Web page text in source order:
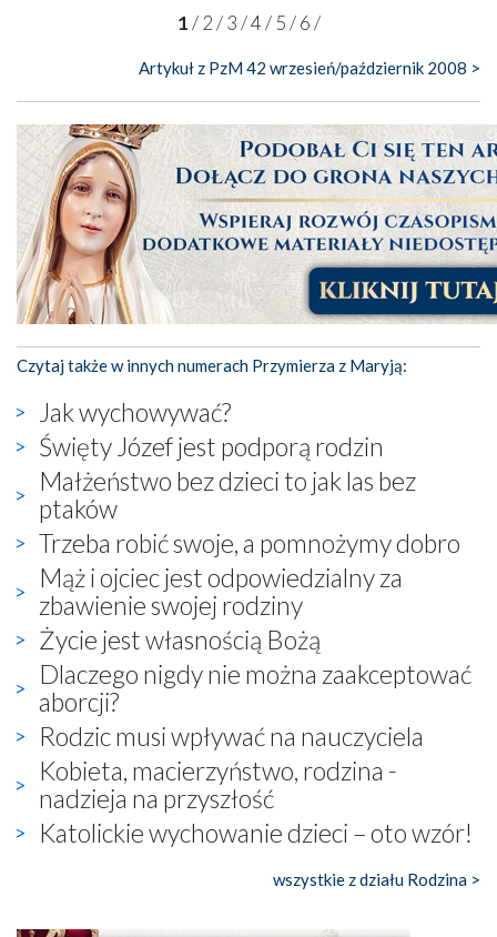
1/ 2/3/4/ 5/6/
Artykuł z PzM 42 wrzesień/październik 2008 >
Czytaj także w innych numerach Przymierza z Maryją:
Jak wychowywać?
Święty Józef jest podporą rodzin
Małżeństwo bez dzieci to jak las bez
ptaków
Trzeba robić swoje, a pomnożymy dobro
Mąż i ojciec jest odpowiedzialny za
zbawienie swojej rodziny
Życie jest własnością Bożą
Dlaczego nigdy nie można zaakceptować
aborcji?
Rodzic musi wpływać na nauczyciela
Kobieta, macierzyństwo, rodzina -
nadzieja na przyszłość
Katolickie wychowanie dzieci – oto wzór!
wszystkie z działu Rodzina >